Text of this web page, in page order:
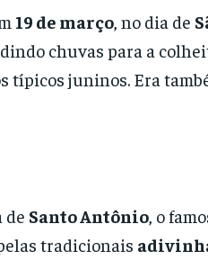
19 de março, no dia de
chuvas para a
juninos. Era
de Santo Antônio, o
tradicionais